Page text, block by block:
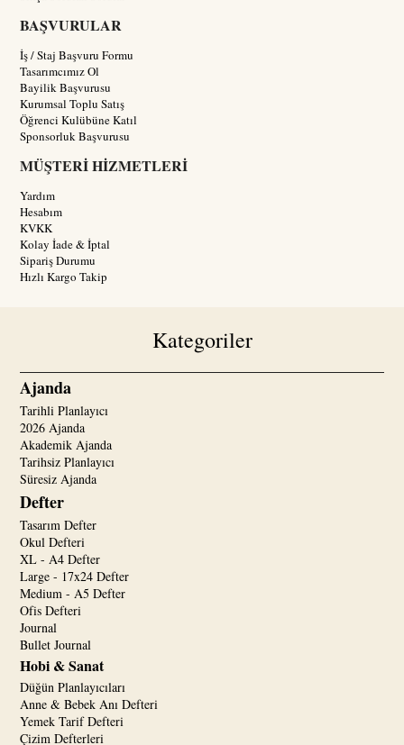
BAŞVURULAR
İş / Staj Başvuru Formu
Tasarımcımız Ol
Bayilik Başvurusu
Kurumsal Toplu Satış
Öğrenci Kulübüne Katıl
Sponsorluk Başvurusu
MÜŞTERİ HİZMETLERİ
Yardım
Hesabım
KVKK
Kolay İade & İptal
Sipariş Durumu
Hızlı Kargo Takip
Kategoriler
Ajanda
Tarihli Planlayıcı
2026 Ajanda
Akademik Ajanda
Tarihsiz Planlayıcı
Süresiz Ajanda
Defter
Tasarım Defter
Okul Defteri
XL - A4 Defter
Large - 17x24 Defter
Medium - A5 Defter
Ofis Defteri
Journal
Bullet Journal
Hobi & Sanat
Düğün Planlayıcıları
Anne & Bebek Anı Defteri
Yemek Tarif Defteri
Çizim Defterleri